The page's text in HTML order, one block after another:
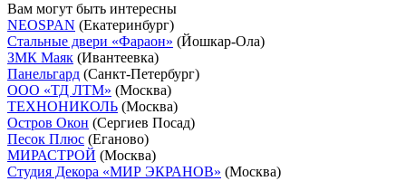
Вам могут быть интересны
NEOSPAN (Екатеринбург)
Стальные двери «Фараон» (Йошкар-Ола)
ЗМК Маяк (Ивантеевка)
Панельгард (Санкт-Петербург)
ООО «ТД ЛТМ» (Москва)
ТЕХНОНИКОЛЬ (Москва)
Остров Окон (Сергиев Посад)
Песок Плюс (Еганово)
МИРАСТРОЙ (Москва)
Студия Декора «МИР ЭКРАНОВ» (Москва)